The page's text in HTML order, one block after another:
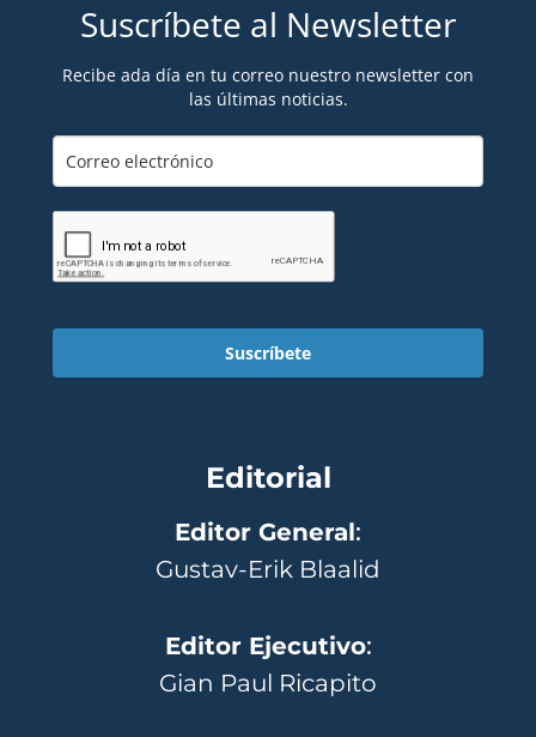
Suscríbete al Newsletter
Recibe ada día en tu correo nuestro newsletter con
las últimas noticias.
Suscríbete
Editorial
Editor General:
Gustav-Erik Blaalid
Editor Ejecutivo:
Gian Paul Ricapito